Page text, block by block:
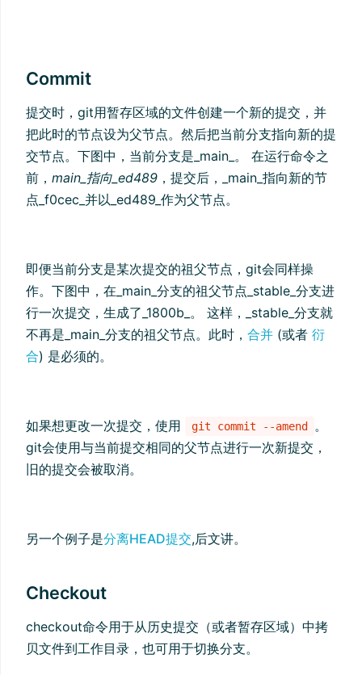
Commit
提交时，git用暂存区域的文件创建一个新的提交，并
把此时的节点设为父节点。然后把当前分支指向新的提
交节点。下图中，当前分支是_main_。 在运行命令之
前， main_指向_ed489 ，提交后，_main_指向新的节
点_f0cec_并以_ed489_作为父节点。
即便当前分支是某次提交的祖父节点，git会同样操
作。下图中，在_main_分支的祖父节点_stable_分支进
行一次提交，生成了_1800b_。 这样，_stable_分支就
不再是_main_分支的祖父节点。此时， 合并 (或者 衍
合) 是必须的。
如果想更改一次提交，使用 git commit --amend
。
git会使用与当前提交相同的父节点进行一次新提交，
旧的提交会被取消。
另一个例子是分离HEAD提交,后文讲。
Checkout
checkout命令用于从历史提交（或者暂存区域）中拷
贝文件到工作目录，也可用于切换分支。